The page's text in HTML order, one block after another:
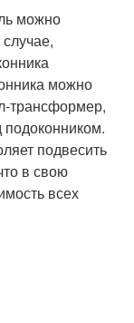
можно
можно
трансформер,
подоконником.
подвесить
в свою
всех